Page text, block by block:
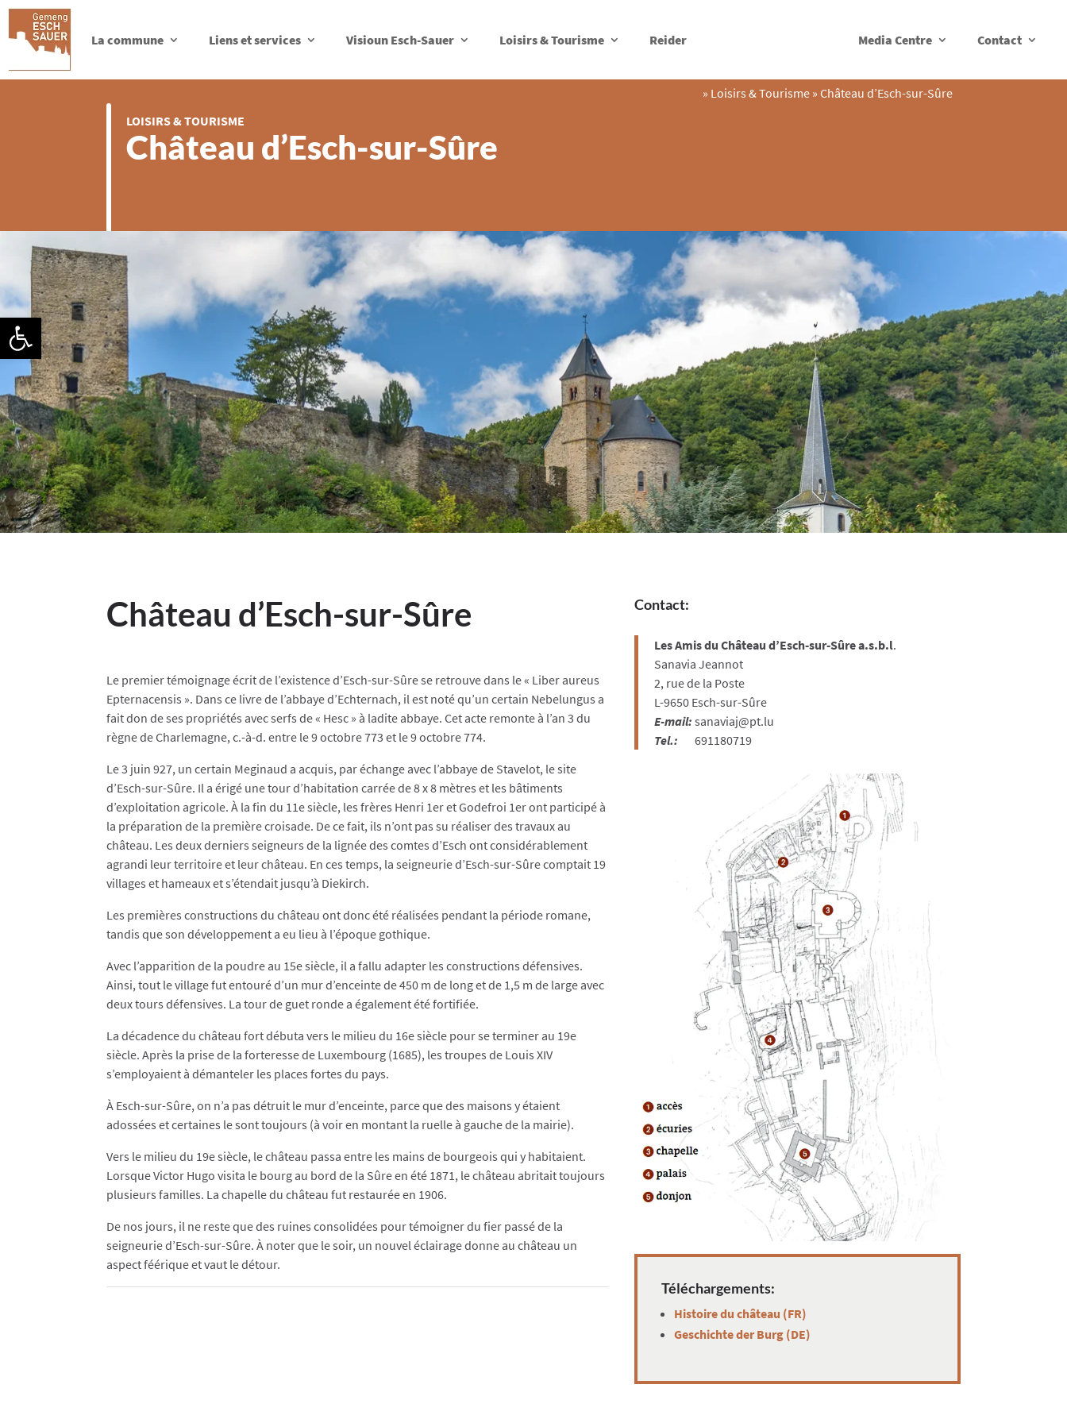
La commune Liens et services Visioun Esch-Sauer Loisirs & Tourisme Reider Media Centre Contact
LOISIRS & TOURISME
Château d’Esch-sur-Sûre
» Loisirs & Tourisme » Château d’Esch-sur-Sûre
Château d’Esch-sur-Sûre
Le premier témoignage écrit de l’existence d’Esch-sur-Sûre se retrouve dans le « Liber aureus
Epternacensis ». Dans ce livre de l’abbaye d’Echternach, il est noté qu’un certain Nebelungus a
fait don de ses propriétés avec serfs de « Hesc » à ladite abbaye. Cet acte remonte à l’an 3 du
règne de Charlemagne, c.-à-d. entre le 9 octobre 773 et le 9 octobre 774.
Le 3 juin 927, un certain Meginaud a acquis, par échange avec l’abbaye de Stavelot, le site
d’Esch-sur-Sûre. Il a érigé une tour d’habitation carrée de 8 x 8 mètres et les bâtiments
d’exploitation agricole. À la fin du 11e siècle, les frères Henri 1er et Godefroi 1er ont participé à
la préparation de la première croisade. De ce fait, ils n’ont pas su réaliser des travaux au
château. Les deux derniers seigneurs de la lignée des comtes d’Esch ont considérablement
agrandi leur territoire et leur château. En ces temps, la seigneurie d’Esch-sur-Sûre comptait 19
villages et hameaux et s’étendait jusqu’à Diekirch.
Les premières constructions du château ont donc été réalisées pendant la période romane,
tandis que son développement a eu lieu à l’époque gothique.
Avec l’apparition de la poudre au 15e siècle, il a fallu adapter les constructions défensives.
Ainsi, tout le village fut entouré d’un mur d’enceinte de 450 m de long et de 1,5 m de large avec
deux tours défensives. La tour de guet ronde a également été fortifiée.
La décadence du château fort débuta vers le milieu du 16e siècle pour se terminer au 19e
siècle. Après la prise de la forteresse de Luxembourg (1685), les troupes de Louis XIV
s’employaient à démanteler les places fortes du pays.
À Esch-sur-Sûre, on n’a pas détruit le mur d’enceinte, parce que des maisons y étaient
adossées et certaines le sont toujours (à voir en montant la ruelle à gauche de la mairie).
Vers le milieu du 19e siècle, le château passa entre les mains de bourgeois qui y habitaient.
Lorsque Victor Hugo visita le bourg au bord de la Sûre en été 1871, le château abritait toujours
plusieurs familles. La chapelle du château fut restaurée en 1906.
De nos jours, il ne reste que des ruines consolidées pour témoigner du fier passé de la
seigneurie d’Esch-sur-Sûre. À noter que le soir, un nouvel éclairage donne au château un
aspect féérique et vaut le détour.
Contact:
Les Amis du Château d’Esch-sur-Sûre a.s.b.l.
Sanavia Jeannot
2, rue de la Po​​ste
L-9650 Esch-sur-Sûre​​
E-mail: sanaviaj@pt.lu
Tel.:
691180719​​
Téléchargements:
Histoire du château (FR)
Geschichte der Burg (DE)
Ouvrir la barre d’outils